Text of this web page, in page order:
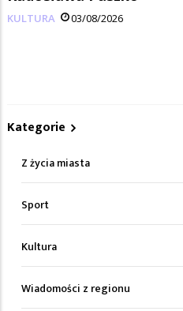
KULTURA 03/08/2026
Kategorie
Z życia miasta
Sport
Kultura
Wiadomości z regionu